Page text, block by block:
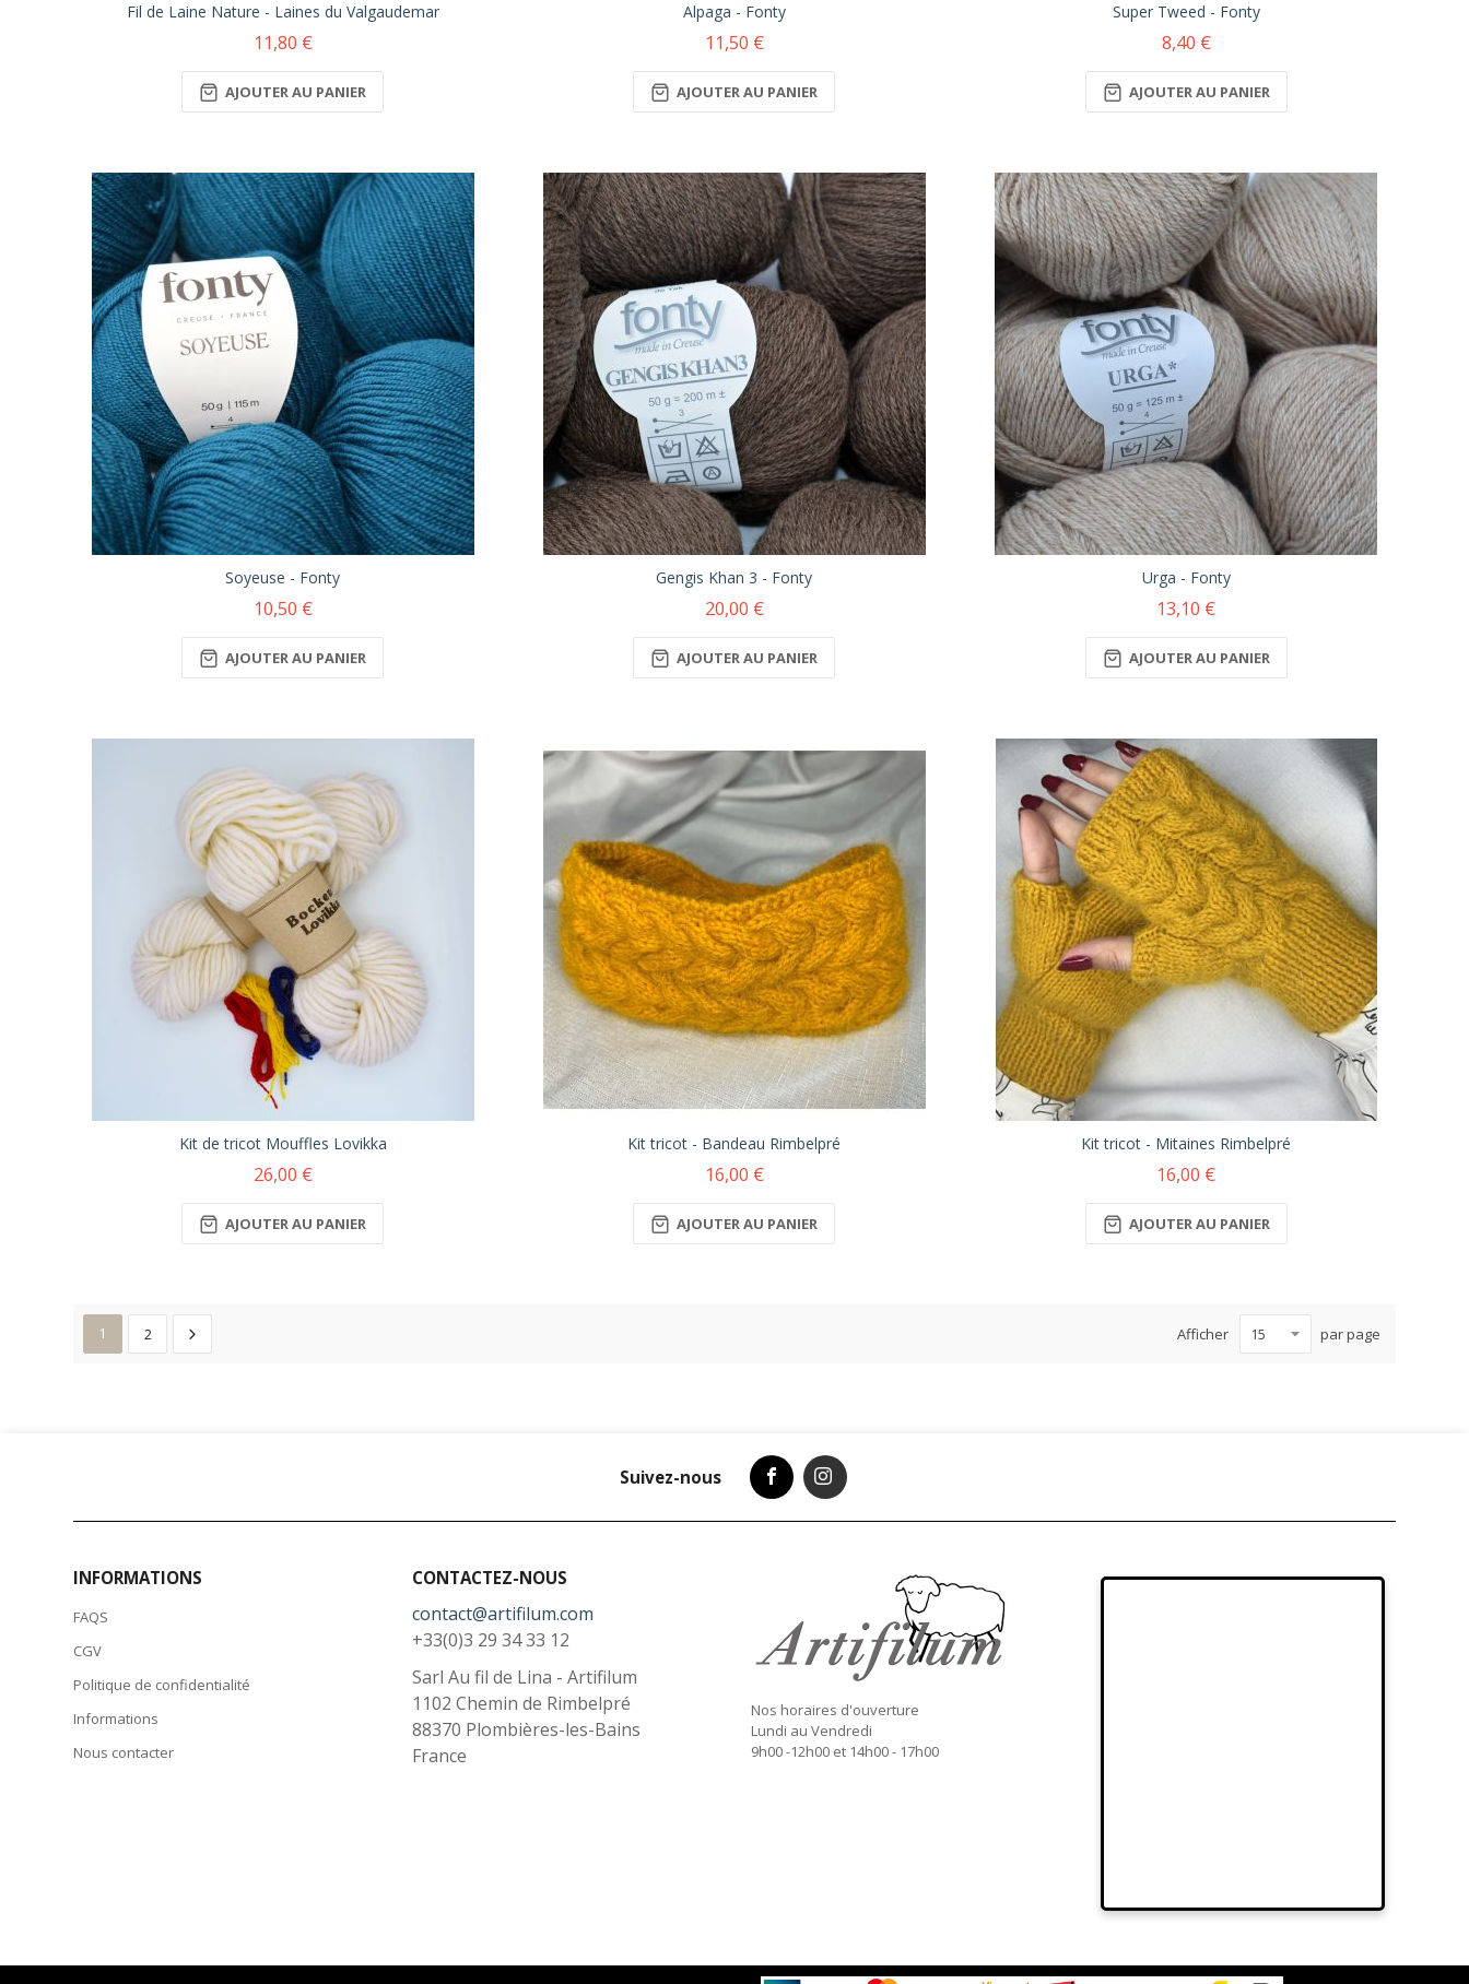
Fil de Laine Nature - Laines du Valgaudemar
11,80 €
AJOUTER AU PANIER
Alpaga - Fonty
11,50 €
AJOUTER AU PANIER
Super Tweed - Fonty
8,40 €
AJOUTER AU PANIER
Soyeuse - Fonty
10,50 €
AJOUTER AU PANIER
Gengis Khan 3 - Fonty
20,00 €
AJOUTER AU PANIER
Urga - Fonty
13,10 €
AJOUTER AU PANIER
Kit de tricot Mouffles Lovikka
26,00 €
AJOUTER AU PANIER
Kit tricot - Bandeau Rimbelpré
16,00 €
AJOUTER AU PANIER
Kit tricot - Mitaines Rimbelpré
16,00 €
AJOUTER AU PANIER
1 2 Afficher par page
Suivez-nous
INFORMATIONS
FAQS
CGV
Politique de confidentialité
Informations
Nous contacter
CONTACTEZ-NOUS
contact@artifilum.com
+33(0)3 29 34 33 12
Sarl Au fil de Lina - Artifilum
1102 Chemin de Rimbelpré
88370 Plombières-les-Bains
France
Nos horaires d'ouverture
Lundi au Vendredi
9h00 -12h00 et 14h00 - 17h00